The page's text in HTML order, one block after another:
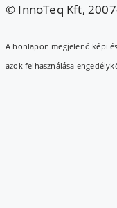
© InnoTeq Kft,
A honlapon megjelenő képi
azok felhasználása